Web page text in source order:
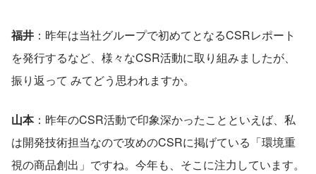
福井 ：昨年は当社グループで初めてとなるCSRレポート
を発行するなど、様々なCSR活動に取り組みましたが、
振り返って みてどう思われますか。
山本：昨年のCSR活動で印象深かったことといえば、私
は開発技術担当なので攻めのCSRに掲げている「環境重
視の商品創出」ですね。今年も、そこに注力しています。